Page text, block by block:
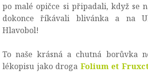
po malé opičce si připadali, když se
dokonce říkávali blivánka a na
Hlavobol!
To naše krásná a chutná borůvka
lékopisu jako droga Folium et